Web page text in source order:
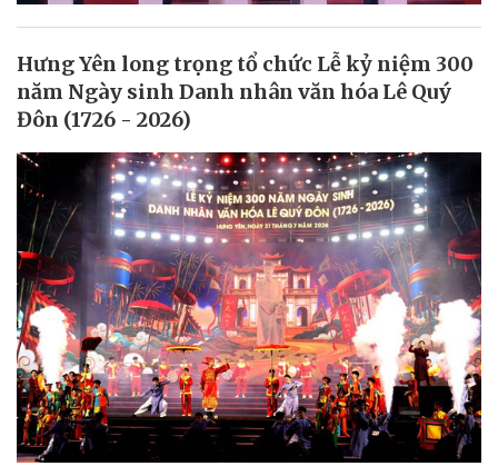
Hưng Yên long trọng tổ chức Lễ kỷ niệm 300
năm Ngày sinh Danh nhân văn hóa Lê Quý
Đôn (1726 - 2026)